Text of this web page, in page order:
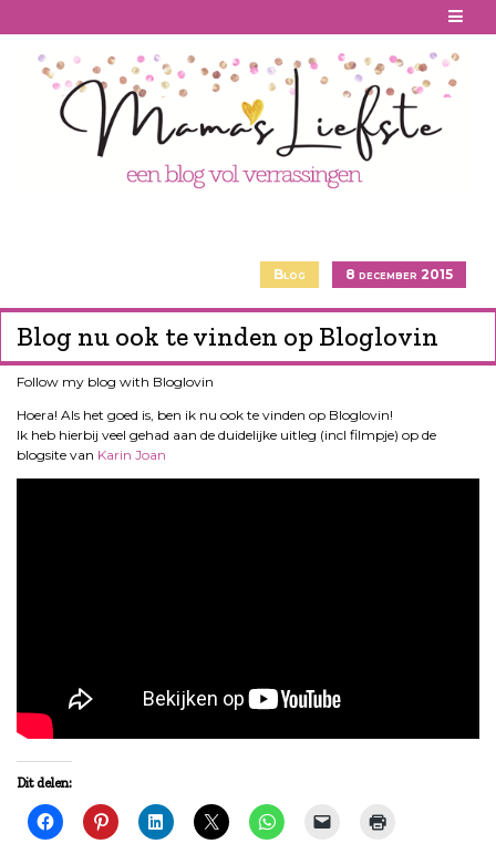
Blog 8 december 2015
Blog nu ook te vinden op Bloglovin
Follow my blog with Bloglovin
Hoera! Als het goed is, ben ik nu ook te vinden op Bloglovin!
Ik heb hierbij veel gehad aan de duidelijke uitleg (incl filmpje) op de
blogsite van Karin Joan
Dit delen: